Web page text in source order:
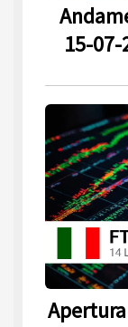
15-07-